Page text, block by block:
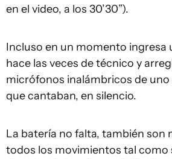
en el video, a los 30’30”).
Incluso en un momento ingresa
hace las veces de técnico y
micrófonos inalámbricos de
que cantaban, en silencio.
La batería no falta, también son
todos los movimientos tal como